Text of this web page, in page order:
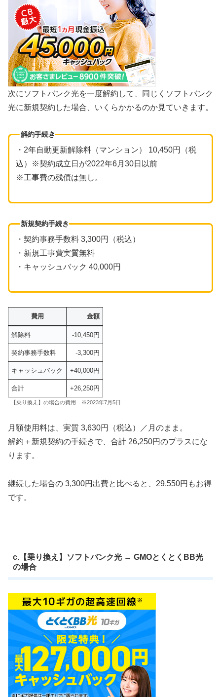
次にソフトバンク光を一度解約して、同じくソフトバンク
光に新規契約した場合、いくらかかるのか見ていきます。
解約手続き
・2年自動更新解除料（マンション） 10,450円（税
込）※契約成立日が2022年6月30日以前
※工事費の残債は無し。
新規契約手続き
・契約事務手数料 3,300円（税込）
・新規工事費実質無料
・キャッシュバック 40,000円
費用 金額
解除料 -10,450円
契約事務手数料 -3,300円
キャッシュバック +40,000円
合計 +26,250円
【乗り換え】の場合の費用 ※2023年7月5日
月額使用料は、実質 3,630円（税込）／月のまま。
解約＋新規契約の手続きで、合計 26,250円のプラスにな
ります。
継続した場合の 3,300円出費と比べると、29,550円もお得
です。
c.【乗り換え】ソフトバンク光 → GMOとくとくBB光
の場合